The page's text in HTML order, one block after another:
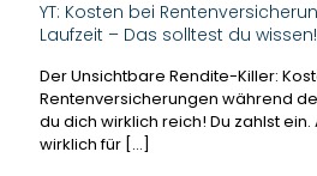
YT: Kosten bei
Laufzeit – Das solltest du wissen!
Der Unsichtbare Rendite-Killer:
Rentenversicherungen während
du dich wirklich reich! Du zahlst
wirklich für […]